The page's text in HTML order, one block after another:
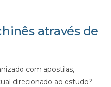
através de
com apostilas,
direcionado ao estudo?